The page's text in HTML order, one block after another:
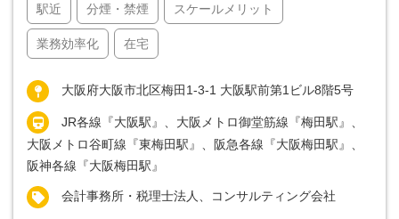
駅近 分煙・禁煙 スケールメリット
業務効率化 在宅
大阪府大阪市北区梅田1-3-1 大阪駅前第1ビル8階5号
JR各線『大阪駅』、大阪メトロ御堂筋線『梅田駅』、
大阪メトロ谷町線『東梅田駅』、阪急各線『大阪梅田駅』、
阪神各線『大阪梅田駅』
会計事務所・税理士法人、コンサルティング会社